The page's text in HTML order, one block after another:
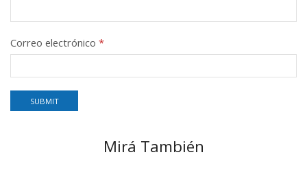
Correo electrónico *
Mirá También